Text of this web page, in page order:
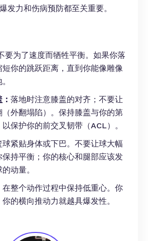
发力和伤病预防都至关重要。
要为了速度而牺牲平衡。如果你落
你的跳跃距离，直到你能像雕像
落地时注意膝盖的对齐；不要让
外翻塌陷）。保持膝盖与你的第
保护你的前交叉韧带（ACL）。
球紧贴身体或下巴。不要让球大幅
持平衡；你的核心和腿部应该发
动量。
在整个动作过程中保持低重心。你
的横向推动力就越具爆发性。